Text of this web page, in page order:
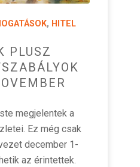
, HITEL
PLUSZ
megjelentek a
Ez még csak
december 1-
az érintettek.